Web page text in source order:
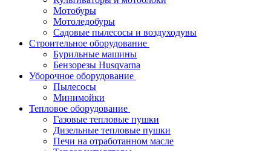
Мотобуры
Мотоледобуры
Садовые пылесосы и воздуходувы
Строительное оборудование
Бурильные машины
Бензорезы Husqvarna
Уборочное оборудование
Пылесосы
Минимойки
Тепловое оборудование
Газовые тепловые пушки
Дизельные тепловые пушки
Печи на отработанном масле